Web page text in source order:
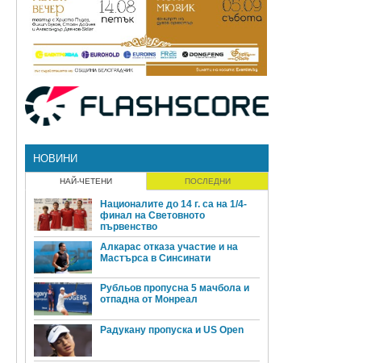
НОВИНИ
НАЙ-ЧЕТЕНИ ПОСЛЕДНИ
Националите до 14 г. са на 1/4-
финал на Световното
първенство
Алкарас отказа участие и на
Мастърса в Синсинати
Рубльов пропусна 5 мачбола и
отпадна от Монреал
Радукану пропуска и US Open